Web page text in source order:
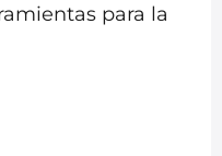
para la